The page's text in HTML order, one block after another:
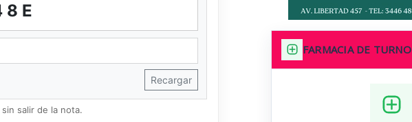
Recargar
salir de la nota.
FARMACIA DE TURNO